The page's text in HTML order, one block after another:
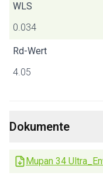
WLS
0.034
Rd-Wert
4.05
Dokumente
Mupan 34